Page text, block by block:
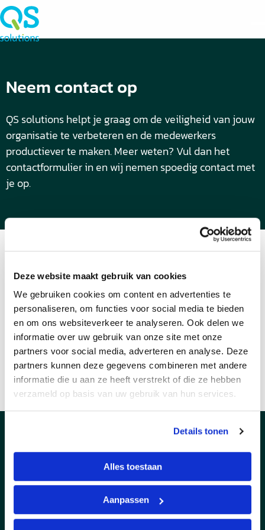
Deze website maakt gebruik van cookies
We gebruiken cookies om content en advertenties te
personaliseren, om functies voor social media te bieden
en om ons websiteverkeer te analyseren. Ook delen we
informatie over uw gebruik van onze site met onze
partners voor social media, adverteren en analyse. Deze
partners kunnen deze gegevens combineren met andere
informatie die u aan ze heeft verstrekt of die ze hebben
verzameld op basis van uw gebruik van hun services.
Details tonen
Alles toestaan
Aanpassen
Neem contact op
QS solutions helpt je graag om de veiligheid van jouw
organisatie te verbeteren en de medewerkers
productiever te maken. Meer weten? Vul dan het
contactformulier in en wij nemen spoedig contact met
je op.
QS solutions
Modemweg 38
3821 BS Amersfoort
+31 (0)33 – 71 22 111
info@qssolutions.nl
KVK: 32105264
BTW-nummer: NL814207960B01